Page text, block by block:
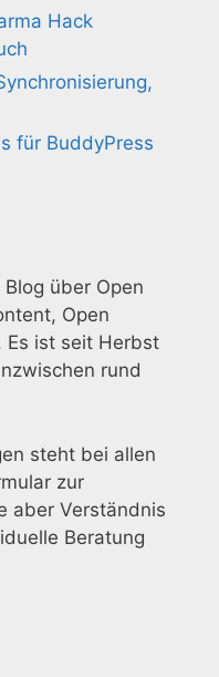
Hack
für BuddyPress
über Open
Open
Es ist seit Herbst
rund
steht bei allen
zur
aber Verständnis
Beratung